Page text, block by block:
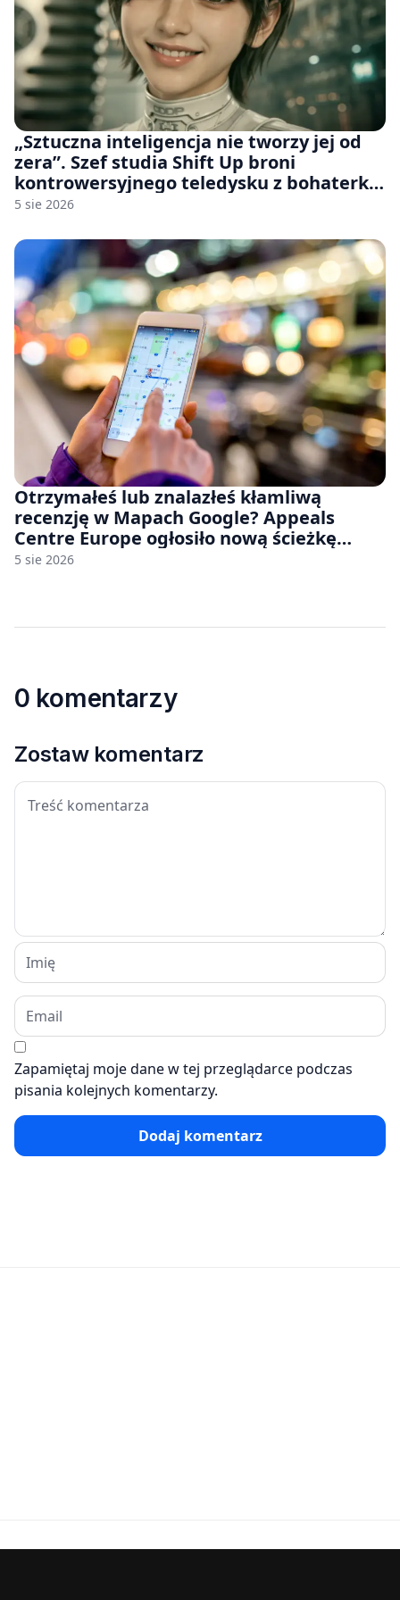
„Sztuczna inteligencja nie tworzy jej od
zera”. Szef studia Shift Up broni
kontrowersyjnego teledysku z bohaterką
Stellar Blade: Blood Rain
5 sie 2026
Otrzymałeś lub znalazłeś kłamliwą
recenzję w Mapach Google? Appeals
Centre Europe ogłosiło nową ścieżkę
odwoławczą dla firm i konsumentów
5 sie 2026
0 komentarzy
Zostaw komentarz
Zapamiętaj moje dane w tej przeglądarce podczas
pisania kolejnych komentarzy.
Dodaj komentarz